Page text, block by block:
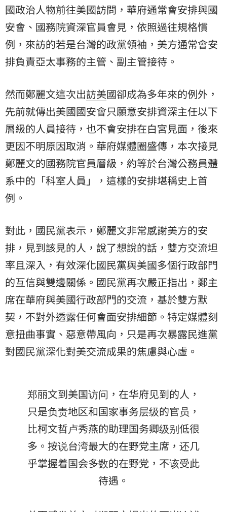
國政治人物前往美國訪問，華府通常會安排與國
安會、國務院資深官員會見，依照過往規格慣
例，來訪的若是台灣的政黨領袖，美方通常會安
排負責亞太事務的主管、副主管接待。
然而鄭麗文這次出訪美國卻成為多年來的例外，
先前就傳出美國國安會只願意安排資深主任以下
層級的人員接待，也不會安排在白宮見面，後來
更因不明原因取消。華府媒體圈盛傳，本次接見
鄭麗文的國務院官員層級，約等於台灣公務員體
系中的「科室人員」，這樣的安排堪稱史上首
例。
對此，國民黨表示，鄭麗文非常感謝美方的安
排，見到該見的人，說了想說的話，雙方交流坦
率且深入，有效深化國民黨與美國多個行政部門
的互信與雙邊關係。國民黨再次嚴正指出，鄭主
席在華府與美國行政部門的交流，基於雙方默
契，不對外透露任何會面安排細節。特定媒體刻
意扭曲事實、惡意帶風向，只是再次暴露民進黨
對國民黨深化對美交流成果的焦慮與心虛。
郑丽文到美国访问，在华府见到的人，
只是负责地区和国家事务层级的官员，
比柯文哲卢秀燕的助理国务卿级别低很
多。按说台湾最大的在野党主席，还几
乎掌握着国会多数的在野党，不该受此
待遇。